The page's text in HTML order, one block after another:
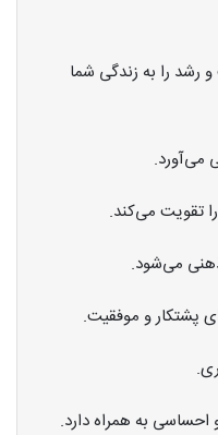
رشد را به زندگی شما
می‌آورد.
تقویت می‌کند.
می‌شود.
پشتکار و موفقیت.
به همراه دارد.